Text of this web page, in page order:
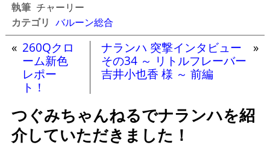
執筆 チャーリー
カテゴリ バルーン総合
« 260Qクロ
ーム新色
レポー
ト！
ナランハ 突撃インタビュー
その34 ～ リトルフレーバー
吉井小也香 様 ～ 前編
»
つぐみちゃんねるでナランハを紹
介していただきました！